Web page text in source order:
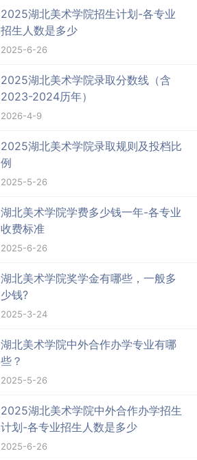
2025湖北美术学院招生计划-各专业
招生人数是多少
2025-6-26
2025湖北美术学院录取分数线（含
2023-2024历年）
2026-4-9
2025湖北美术学院录取规则及投档比
例
2025-5-26
湖北美术学院学费多少钱一年-各专业
收费标准
2025-6-26
湖北美术学院奖学金有哪些，一般多
少钱?
2025-3-24
湖北美术学院中外合作办学专业有哪
些？
2025-5-26
2025湖北美术学院中外合作办学招生
计划-各专业招生人数是多少
2025-6-26